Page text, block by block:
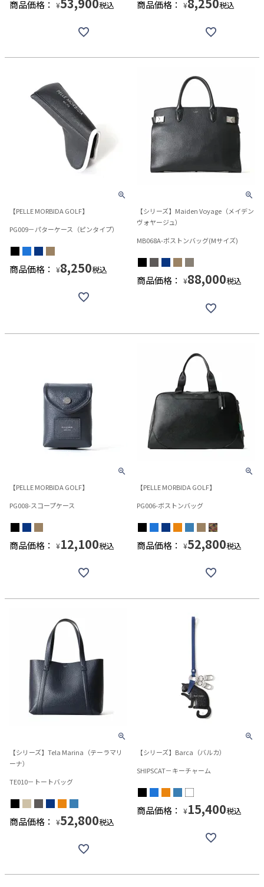
商品価格： ¥ 税込 商品価格： ¥ 税込
【PELLE MORBIDA GOLF】
PG009－パターケース（ピンタイプ）
商品価格： ¥8,250税込
【シリーズ】Maiden Voyage（メイデン
ヴォヤージュ）
MB068A-ボストンバッグ(Mサイズ)
商品価格： ¥88,000税込
【PELLE MORBIDA GOLF】
PG008-スコープケース
商品価格： ¥12,100税込
【PELLE MORBIDA GOLF】
PG006-ボストンバッグ
商品価格： ¥52,800税込
【シリーズ】Tela Marina（テーラマリ
ーナ）
TE010－トートバッグ
商品価格： ¥52,800税込
【シリーズ】Barca（バルカ）
SHIPSCAT－キーチャーム
商品価格： ¥15,400税込